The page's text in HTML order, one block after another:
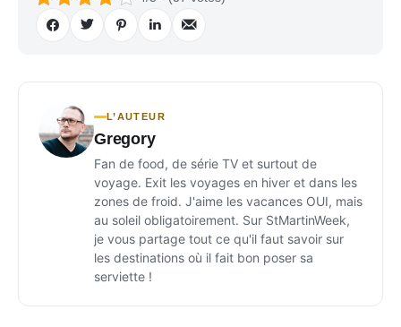
L’AUTEUR
Gregory
Fan de food, de série TV et surtout de
voyage. Exit les voyages en hiver et dans les
zones de froid. J'aime les vacances OUI, mais
au soleil obligatoirement. Sur StMartinWeek,
je vous partage tout ce qu'il faut savoir sur
les destinations où il fait bon poser sa
serviette !